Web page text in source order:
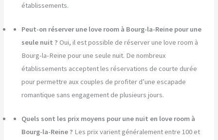
établissements.
Peut-on réserver une love room à Bourg-la-Reine pour une
seule nuit ? Oui, il est possible de réserver une love room à
Bourg-la-Reine pour une seule nuit. De nombreux
établissements acceptent les réservations de courte durée
pour permettre aux couples de profiter d’une escapade
romantique sans engagement de plusieurs jours.
Quels sont les prix moyens pour une nuit en love room à
Bourg-la-Reine ? Les prix varient généralement entre 100 et